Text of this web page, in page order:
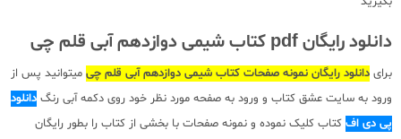
دانلود رایگان pdf کتاب شیمی دوازدهم آبی قلم چی
برای دانلود رایگان نمونه صفحات کتاب شیمی دوازدهم آبی قلم چی میتوانید پس از
ورود به سایت عشق کتاب و ورود به صفحه مورد نظر خود روی دکمه آبی رنگ دانلود
پی دی اف کتاب کلیک نموده و نمونه صفحات با بخشی از کتاب را بطور رایگان